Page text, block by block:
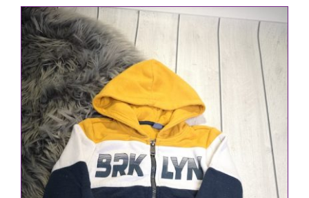
IN DEN WARENKORB / DETAILS
war:
2,90 €
ist:
2,20 €.